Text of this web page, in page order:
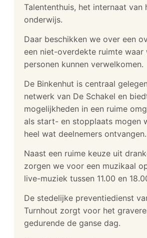
Talententhuis, het internaat van
onderwijs.
Daar beschikken we over een
een niet-overdekte ruimte
personen kunnen verwelkomen.
De Binkenhut is centraal
netwerk van De Schakel en
mogelijkheden in een ruime
als start- en stopplaats mogen
heel wat deelnemers ontvangen.
Naast een ruime keuze uit
zorgen we voor een muzikaal
live-muziek tussen 11.00 en
De stedelijke preventiedienst
Turnhout zorgt voor het
gedurende de ganse dag.